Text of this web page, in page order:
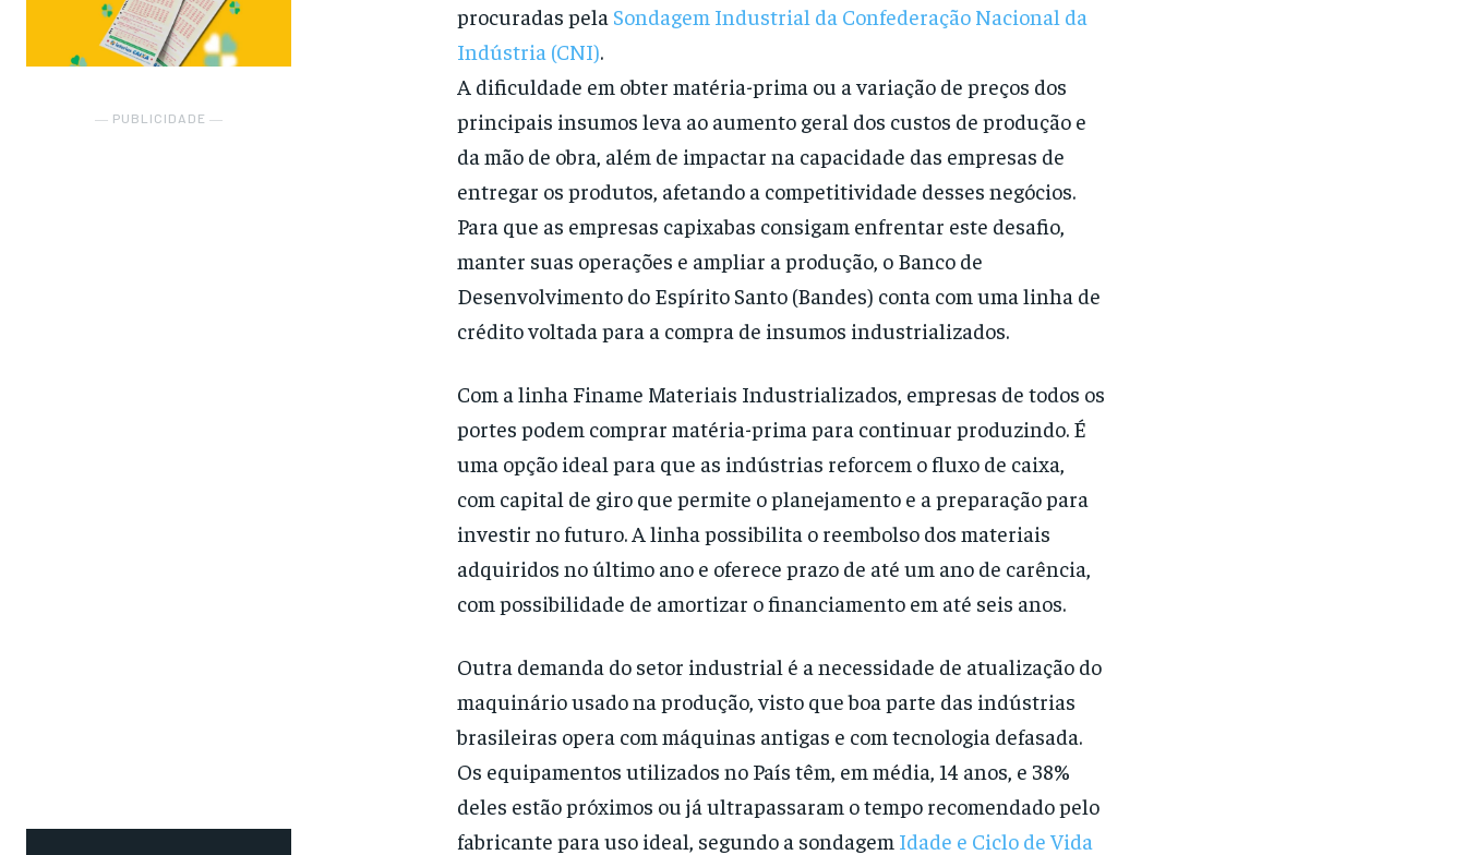
― PUBLICIDADE ―
procuradas pela Sondagem Industrial da Confederação Nacional da
Indústria (CNI).
A dificuldade em obter matéria-prima ou a variação de preços dos
principais insumos leva ao aumento geral dos custos de produção e
da mão de obra, além de impactar na capacidade das empresas de
entregar os produtos, afetando a competitividade desses negócios.
Para que as empresas capixabas consigam enfrentar este desafio,
manter suas operações e ampliar a produção, o Banco de
Desenvolvimento do Espírito Santo (Bandes) conta com uma linha de
crédito voltada para a compra de insumos industrializados.
Com a linha Finame Materiais Industrializados, empresas de todos os
portes podem comprar matéria-prima para continuar produzindo. É
uma opção ideal para que as indústrias reforcem o fluxo de caixa,
com capital de giro que permite o planejamento e a preparação para
investir no futuro. A linha possibilita o reembolso dos materiais
adquiridos no último ano e oferece prazo de até um ano de carência,
com possibilidade de amortizar o financiamento em até seis anos.
Outra demanda do setor industrial é a necessidade de atualização do
maquinário usado na produção, visto que boa parte das indústrias
brasileiras opera com máquinas antigas e com tecnologia defasada.
Os equipamentos utilizados no País têm, em média, 14 anos, e 38%
deles estão próximos ou já ultrapassaram o tempo recomendado pelo
fabricante para uso ideal, segundo a sondagem Idade e Ciclo de Vida